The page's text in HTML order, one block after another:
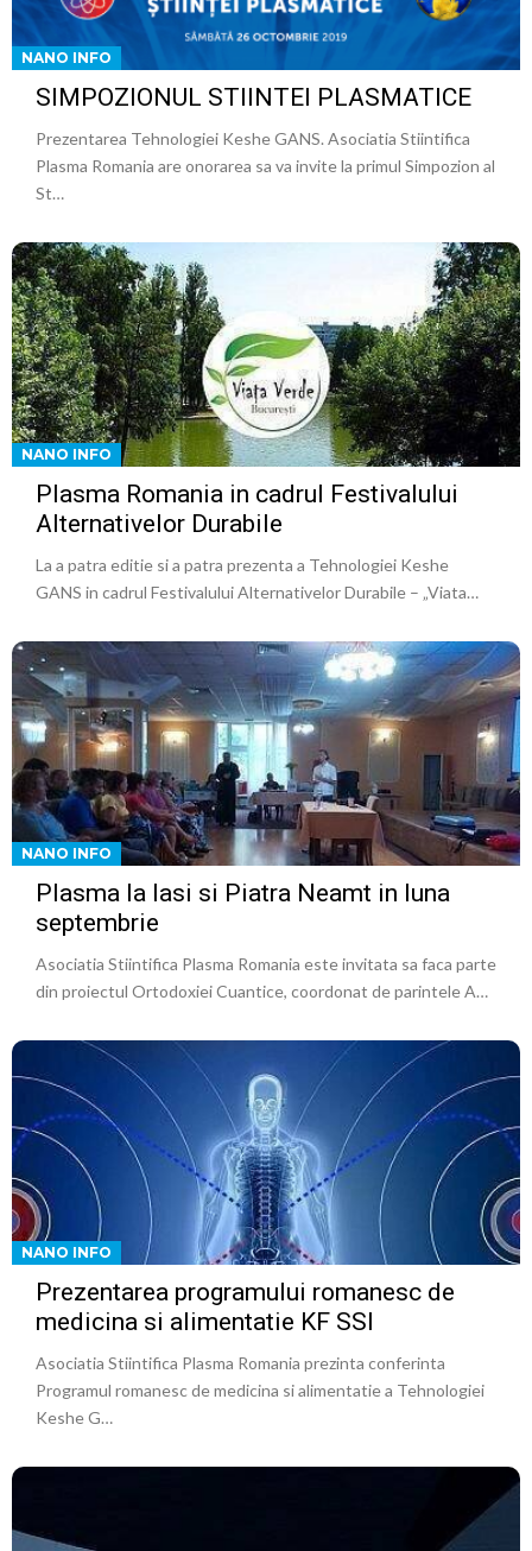
NANO INFO
SIMPOZIONUL STIINTEI PLASMATICE
Prezentarea Tehnologiei Keshe GANS. Asociatia Stiintifica
Plasma Romania are onorarea sa va invite la primul Simpozion al
St…
NANO INFO
Plasma Romania in cadrul Festivalului
Alternativelor Durabile
La a patra editie si a patra prezenta a Tehnologiei Keshe
GANS in cadrul Festivalului Alternativelor Durabile – „Viata…
NANO INFO
Plasma la Iasi si Piatra Neamt in luna
septembrie
Asociatia Stiintifica Plasma Romania este invitata sa faca parte
din proiectul Ortodoxiei Cuantice, coordonat de parintele A…
NANO INFO
Prezentarea programului romanesc de
medicina si alimentatie KF SSI
Asociatia Stiintifica Plasma Romania prezinta conferinta
Programul romanesc de medicina si alimentatie a Tehnologiei
Keshe G…